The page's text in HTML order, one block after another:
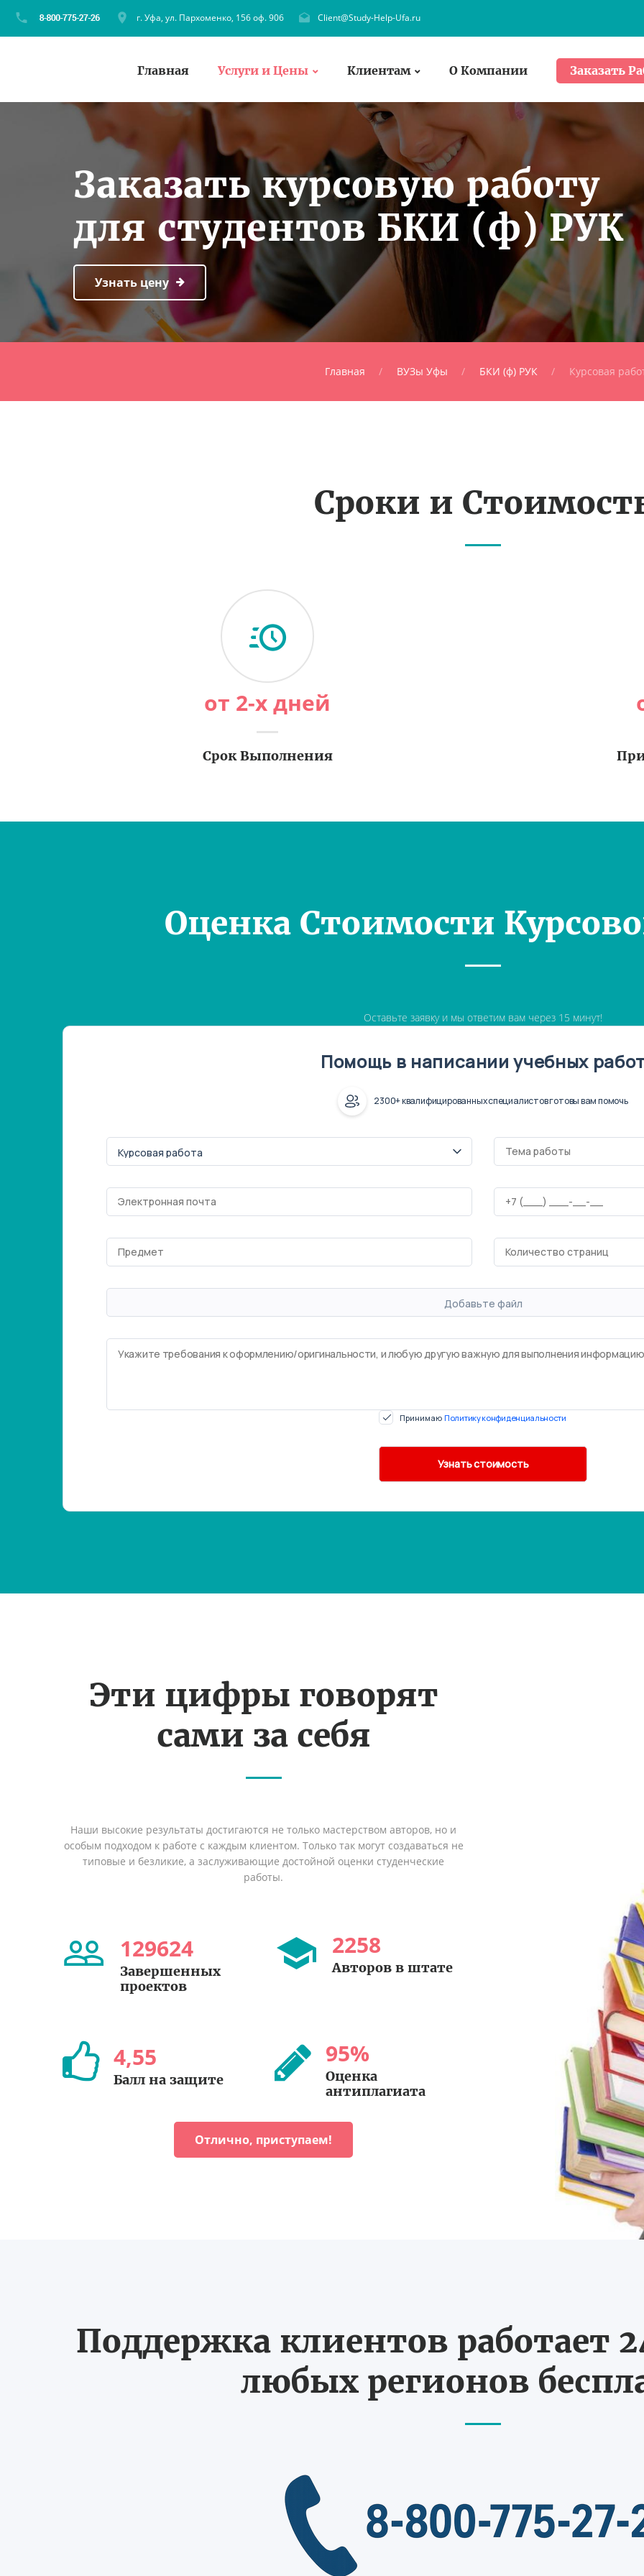
г. Уфа, ул. Пархоменко, 156 оф. 906 Client@Study-Help-Ufa.ru
Главная Услуги и Цены Клиентам О Компании Заказать
Заказать курсовую работу
для студентов БКИ (ф) РУК
Узнать цену
Главная ВУЗы Уфы БКИ (ф) РУК Курсовая
Сроки и
от 2-х дней
Срок Выполнения
Оценка Стоимости
Оставьте заявку и мы ответим вам через 15 минут!
Помощь в написании учебных
2300+ квалифицированных специалистов готовы вам помочь
Добавьте файл
Принимаю Политику конфиденциальности
Эти цифры говорят
сами за себя
Наши высокие результаты достигаются не только мастерством авторов, но и
особым подходом к работе с каждым клиентом. Только так могут создаваться не
типовые и безликие, а заслуживающие достойной оценки студенческие
работы.
129624
Завершенных
проектов
2258
Авторов в штате
4,55
Балл на защите
95%
Оценка
антиплагиата
Отлично, приступаем!
Поддержка клиентов работает
любых регионов